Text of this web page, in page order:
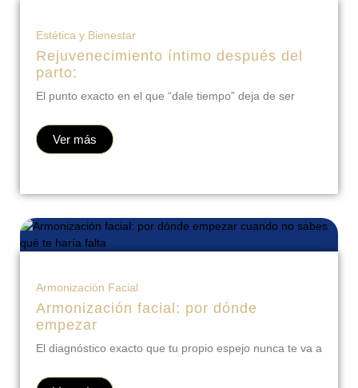
Estética y Bienestar
Rejuvenecimiento íntimo después del
parto:
El punto exacto en el que “dale tiempo” deja de ser
Ver más
Armonización Facial
Armonización facial: por dónde
empezar
El diagnóstico exacto que tu propio espejo nunca te va a